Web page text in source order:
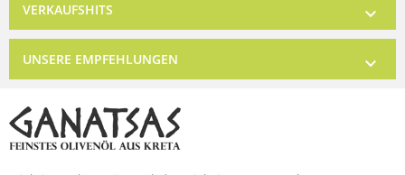
VERKAUFSHITS 
UNSERE EMPFEHLUNGEN 